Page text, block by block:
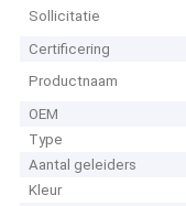
Sollicitatie
Certificering
Productnaam
OEM
Type
Aantal geleiders
Kleur